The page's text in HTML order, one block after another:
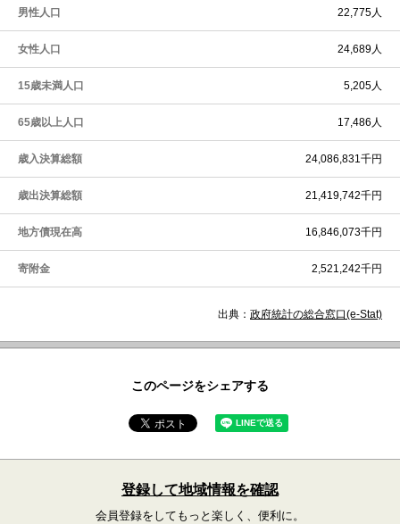
男性人口 22,775人
女性人口 24,689人
15歳未満人口 5,205人
65歳以上人口 17,486人
歳入決算総額 24,086,831千円
歳出決算総額 21,419,742千円
地方債現在高 16,846,073千円
寄附金 2,521,242千円
出典： 政府統計の総合窓口(e-Stat)
このページをシェアする
登録して地域情報を確認
会員登録をしてもっと楽しく、便利に。